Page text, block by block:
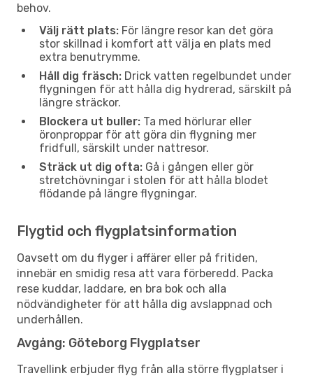
behov.
Välj rätt plats: För längre resor kan det göra
stor skillnad i komfort att välja en plats med
extra benutrymme.
Håll dig fräsch: Drick vatten regelbundet under
flygningen för att hålla dig hydrerad, särskilt på
längre sträckor.
Blockera ut buller: Ta med hörlurar eller
öronproppar för att göra din flygning mer
fridfull, särskilt under nattresor.
Sträck ut dig ofta: Gå i gången eller gör
stretchövningar i stolen för att hålla blodet
flödande på längre flygningar.
Flygtid och flygplatsinformation
Oavsett om du flyger i affärer eller på fritiden,
innebär en smidig resa att vara förberedd. Packa
rese kuddar, laddare, en bra bok och alla
nödvändigheter för att hålla dig avslappnad och
underhållen.
Avgång: Göteborg Flygplatser
Travellink erbjuder flyg från alla större flygplatser i